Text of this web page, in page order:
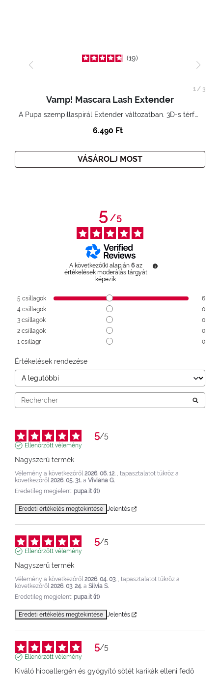
19
Vamp! Mascara Lash Extender
A Pupa szempillaspirál Extender változatban. 3D-s térfogatnövelő hatás. Hihetetlenül hosszú és göndör szempillák
6.490 Ft
VÁSÁROLJ MOST
1/ 3
5/5
A következő(k) alapján 6 az
értékelések moderálás tárgyát
képezik
5 csillagok
6
4 csillagok
0
3 csillagok
0
2 csillagok
0
1 csillagr 0
Értékelések rendezése
5/5
Ellenőrzött vélemény
Nagyszerű termék
Vélemény a következőről 2026. 06. 12. , tapasztalatot tükröz a
következőről 2026. 05. 31. a Viviana G.
Eredetileg megjelent: pupa.it (it)
Eredeti értékelés megtekintése Jelentés
5/5
Ellenőrzött vélemény
Nagyszerű termék
Vélemény a következőről 2026. 04. 03. , tapasztalatot tükröz a
következőről 2026. 03. 24. a Silvia S.
Eredetileg megjelent: pupa.it (it)
Eredeti értékelés megtekintése Jelentés
5/5
Ellenőrzött vélemény
Kiváló hipoallergén és gyógyító sötét karikák elleni fedő